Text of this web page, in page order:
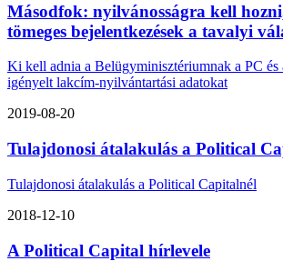
Másodfok: nyilvánosságra kell
tömeges bejelentkezések a tavalyi
Ki kell adnia a Belügyminisztériumnak a PC és
igényelt lakcím-nyilvántartási adatokat
2019-08-20
Tulajdonosi átalakulás a Political
Tulajdonosi átalakulás a Political Capitalnél
2018-12-10
A Political Capital hírlevele